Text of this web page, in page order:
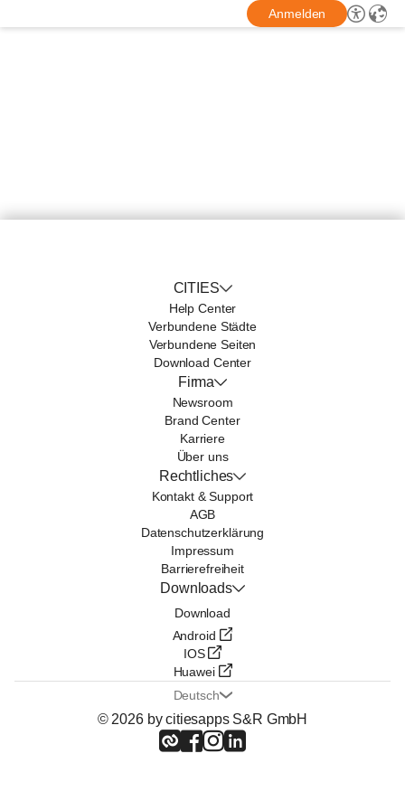
Anmelden
CITIES
Help Center
Verbundene Städte
Verbundene Seiten
Download Center
Firma
Newsroom
Brand Center
Karriere
Über uns
Rechtliches
Kontakt & Support
AGB
Datenschutzerklärung
Impressum
Barrierefreiheit
Downloads
Download
Android
IOS
Huawei
Deutsch
© 2026 by citiesapps S&R GmbH